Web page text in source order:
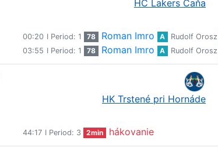
HC Lakers Čaňa
00:20 I Period: 1 78 Roman Imro A Rudolf Orosz
03:55 I Period: 1 78 Roman Imro A Rudolf Orosz
HK Trstené pri Hornáde
44:17 I Period: 3 2min hákovanie